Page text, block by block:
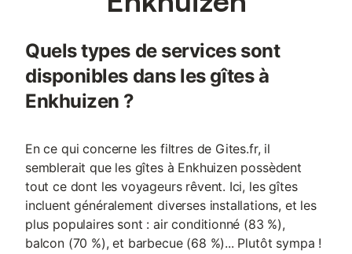
Quels types de services sont
disponibles dans les gîtes à
Enkhuizen ?
En ce qui concerne les filtres de Gites.fr, il
semblerait que les gîtes à Enkhuizen possèdent
tout ce dont les voyageurs rêvent. Ici, les gîtes
incluent généralement diverses installations, et les
plus populaires sont : air conditionné (83 %),
balcon (70 %), et barbecue (68 %)... Plutôt sympa !